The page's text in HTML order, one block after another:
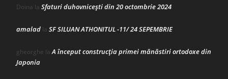
Doina la Sfaturi duhovnicești din 20 octombrie 2024
amalad la SF SILUAN ATHONITUL -11/ 24 SEPEMBRIE
gheorghe laA început construcţia primei mănăstiri ortodoxe din
Japonia